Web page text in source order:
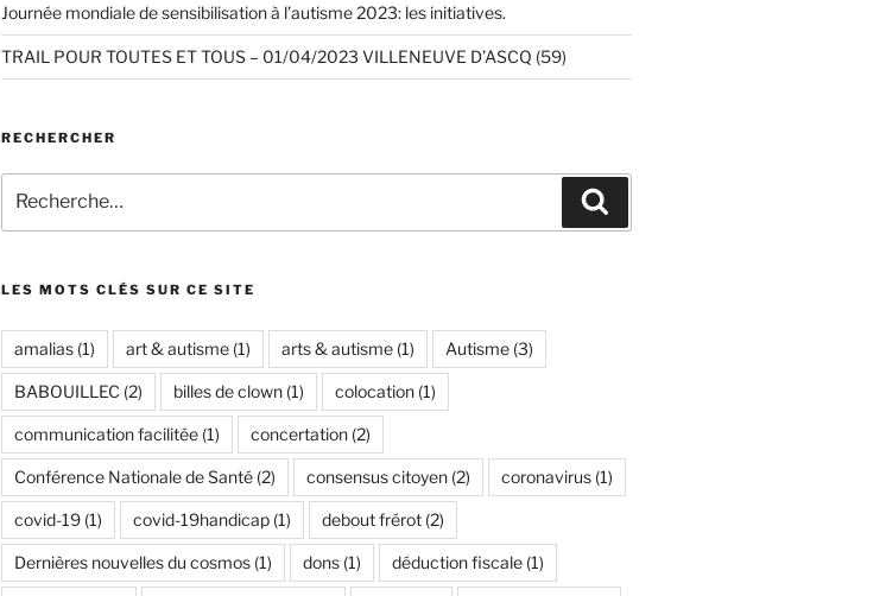
Journée mondiale de sensibilisation à l’autisme 2023: les initiatives.
TRAIL POUR TOUTES ET TOUS – 01/04/2023 VILLENEUVE D’ASCQ (59)
RECHERCHER
pour
:
LES MOTS CLÉS SUR CE SITE
amalias(1) art & autisme(1) arts & autisme(1) Autisme(3)
BABOUILLEC (2) billes de clown(1) colocation(1)
communication facilitée(1) concertation(2)
Conférence Nationale de Santé(2) consensus citoyen(2) coronavirus(1)
covid-19(1) covid-19handicap(1) debout frérot(2)
Dernières nouvelles du cosmos(1) dons(1) déduction fiscale(1)